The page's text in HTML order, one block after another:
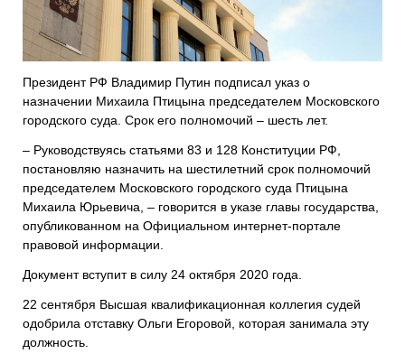
Президент РФ Владимир Путин подписал указ о
назначении Михаила Птицына председателем Московского
городского суда. Срок его полномочий – шесть лет.
– Руководствуясь статьями 83 и 128 Конституции РФ,
постановляю назначить на шестилетний срок полномочий
председателем Московского городского суда Птицына
Михаила Юрьевича, – говорится в указе главы государства,
опубликованном на Официальном интернет-портале
правовой информации.
Документ вступит в силу 24 октября 2020 года.
22 сентября Высшая квалификационная коллегия судей
одобрила отставку Ольги Егоровой, которая занимала эту
должность.